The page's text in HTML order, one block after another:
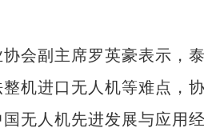
副主席罗英豪表示，泰
机进口无人机等难点，
无人机先进发展与应用经